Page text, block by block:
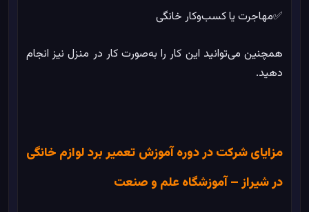
%
0در حال بارگذاری
✅مهاجرت یا کسب‌وکار خانگی
همچنین می‌توانید این کار را به‌صورت کار در منزل نیز انجام
دهید.
مزایای شرکت در دوره آموزش تعمیر برد لوازم خانگی
در شیراز – آموزشگاه علم و صنعت